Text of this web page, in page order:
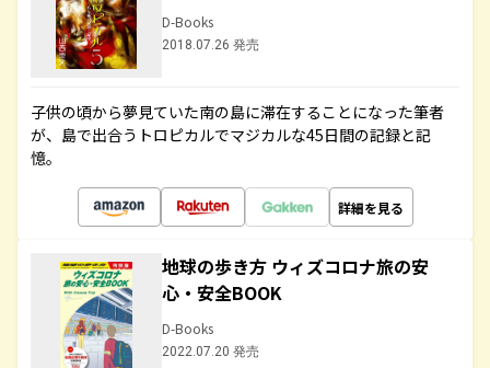
D-Books
2018.07.26 発売
子供の頃から夢見ていた南の島に滞在することになった筆者
が、島で出合うトロピカルでマジカルな45日間の記録と記
憶。
詳細を見る
地球の歩き方 ウィズコロナ旅の安
心・安全BOOK
D-Books
2022.07.20 発売